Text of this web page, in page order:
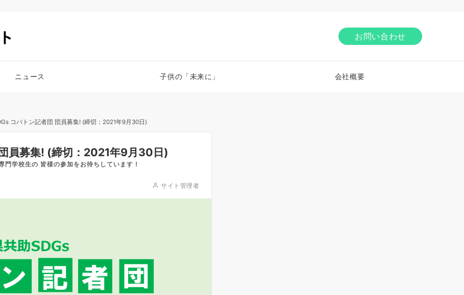
お問い合わせ
ニュース 子供の「未来に」 会社概要
コバトン記者団 団員募集! (締切：2021年9月30日)
員募集! (締切：2021年9月30日)
学校生の 皆様の参加をお待ちしています！
サイト管理者